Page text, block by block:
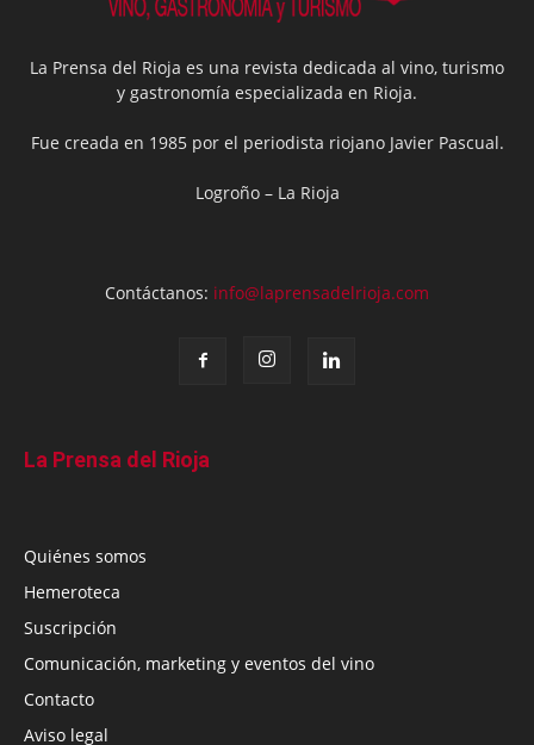
La Prensa del Rioja es una revista dedicada al vino, turismo
y gastronomía especializada en Rioja.
Fue creada en 1985 por el periodista riojano Javier Pascual.
Logroño – La Rioja
Contáctanos: info@laprensadelrioja.com
La Prensa del Rioja
Quiénes somos
Hemeroteca
Suscripción
Comunicación, marketing y eventos del vino
Contacto
Aviso legal